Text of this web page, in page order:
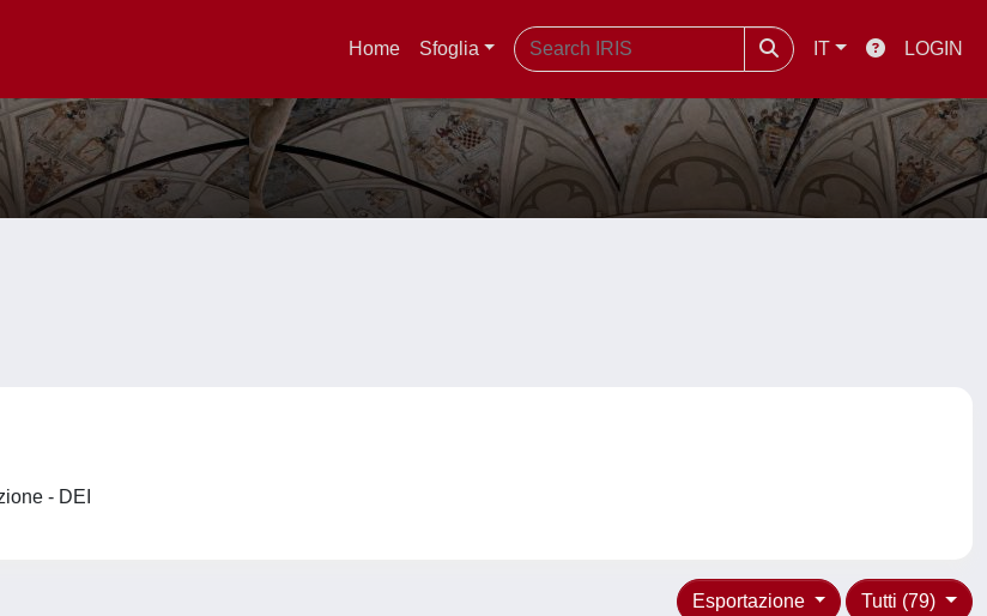
Home Sfoglia IT LOGIN
- DEI
Tutti (79)
Esportazione